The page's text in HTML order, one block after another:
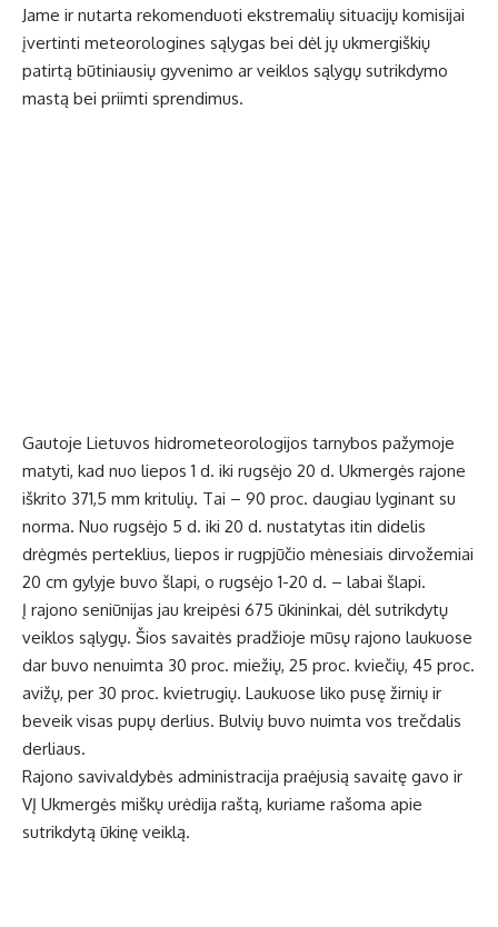
Jame ir nutarta rekomenduoti ekstremalių situacijų komisijai
įvertinti meteorologines sąlygas bei dėl jų ukmergiškių
patirtą būtiniausių gyvenimo ar veiklos sąlygų sutrikdymo
mastą bei priimti sprendimus.
Gautoje Lietuvos hidrometeorologijos tarnybos pažymoje
matyti, kad nuo liepos 1 d. iki rugsėjo 20 d. Ukmergės rajone
iškrito 371,5 mm kritulių. Tai – 90 proc. daugiau lyginant su
norma. Nuo rugsėjo 5 d. iki 20 d. nustatytas itin didelis
drėgmės perteklius, liepos ir rugpjūčio mėnesiais dirvožemiai
20 cm gylyje buvo šlapi, o rugsėjo 1-20 d. – labai šlapi.
Į rajono seniūnijas jau kreipėsi 675 ūkininkai, dėl sutrikdytų
veiklos sąlygų. Šios savaitės pradžioje mūsų rajono laukuose
dar buvo nenuimta 30 proc. miežių, 25 proc. kviečių, 45 proc.
avižų, per 30 proc. kvietrugių. Laukuose liko pusę žirnių ir
beveik visas pupų derlius. Bulvių buvo nuimta vos trečdalis
derliaus.
Rajono savivaldybės administracija praėjusią savaitę gavo ir
VĮ Ukmergės miškų urėdija raštą, kuriame rašoma apie
sutrikdytą ūkinę veiklą.